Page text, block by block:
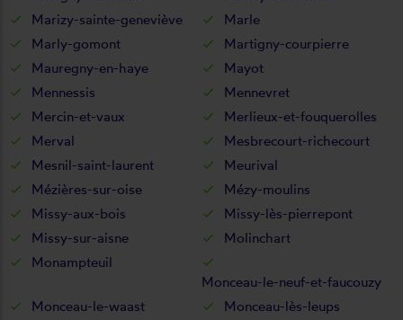
Marizy-sainte-geneviève
Marle
Marly-gomont
Martigny-courpierre
Mauregny-en-haye
Mayot
Mennessis
Mennevret
Mercin-et-vaux
Merlieux-et-fouquerolles
Merval
Mesbrecourt-richecourt
Mesnil-saint-laurent
Meurival
Mézières-sur-oise
Mézy-moulins
Missy-aux-bois
Missy-lès-pierrepont
Missy-sur-aisne
Molinchart
Monampteuil
Monceau-le-neuf-et-faucouzy
Monceau-le-waast
Monceau-lès-leups